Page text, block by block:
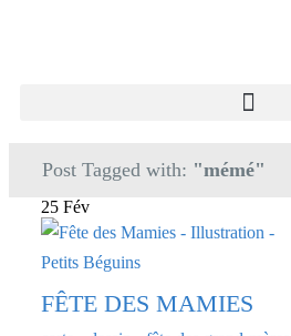
Post Tagged with: "mémé"
25 Fév
FÊTE DES MAMIES